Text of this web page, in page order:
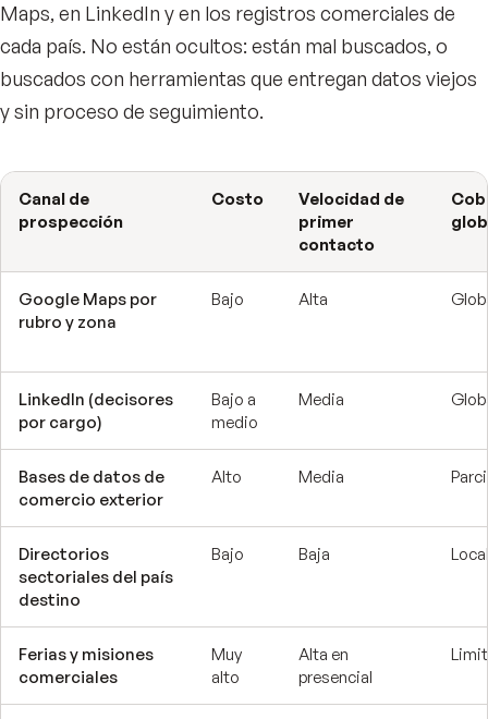
Maps, en LinkedIn y en los registros comerciales de
cada país. No están ocultos: están mal buscados, o
buscados con herramientas que entregan datos viejos
y sin proceso de seguimiento.
Canal de
prospección
Costo
Velocidad de
primer
contacto
Google Maps por
rubro y zona
Bajo Alta
LinkedIn (decisores
por cargo)
Bajo a
medio
Media
Bases de datos de
comercio exterior
Alto Media
Directorios
sectoriales del país
destino
Bajo Baja Local
Ferias y misiones
comerciales
Muy
alto
Alta en
presencial